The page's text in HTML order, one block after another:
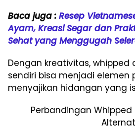
Baca juga : Resep
Ayam, Kreasi Segar dan
Sehat yang Menggugah
Dengan kreativitas,
sendiri bisa menjadi elemen
menyajikan hidangan yang
Perbandingan